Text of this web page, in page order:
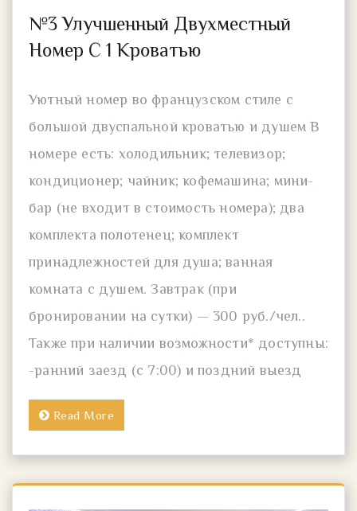
№3 Улучшенный Двухместный
Номер С 1 Кроватью
Уютный номер во французском стиле с
большой двуспальной кроватью и душем В
номере есть: холодильник; телевизор;
кондиционер; чайник; кофемашина; мини-
бар (не входит в стоимость номера); два
комплекта полотенец; комплект
принадлежностей для душа; ванная
комната с душем. Завтрак (при
бронировании на сутки) — 300 руб./чел..
Также при наличии возможности* доступны:
-ранний заезд (с 7:00) и поздний выезд
Read More